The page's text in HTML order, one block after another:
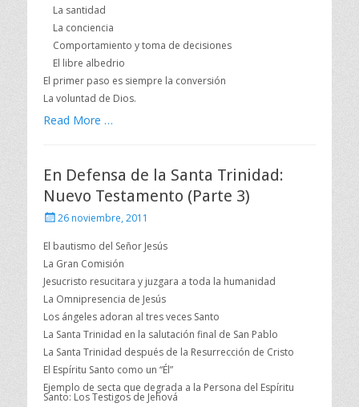
La santidad
La conciencia
Comportamiento y toma de decisiones
El libre albedrio
El primer paso es siempre la conversión
La voluntad de Dios.
Read More …
En Defensa de la Santa Trinidad:
Nuevo Testamento (Parte 3)
Publicado
26 noviembre, 2011
El bautismo del Señor Jesús
La Gran Comisión
Jesucristo resucitara y juzgara a toda la humanidad
La Omnipresencia de Jesús
Los ángeles adoran al tres veces Santo
La Santa Trinidad en la salutación final de San Pablo
La Santa Trinidad después de la Resurrección de Cristo
El Espíritu Santo como un “Él”
Ejemplo de secta que degrada a la Persona del Espíritu
Santo: Los Testigos de Jehová